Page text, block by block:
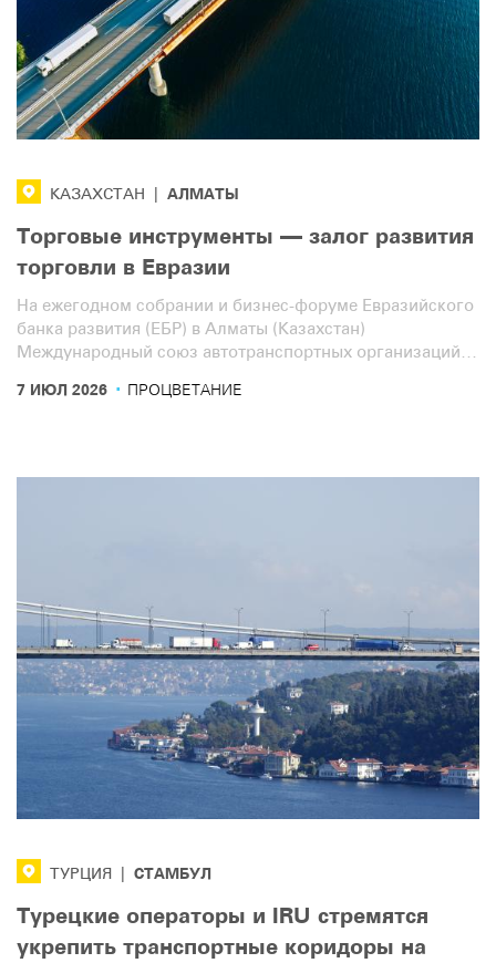
КАЗАХСТАН AЛМАТЫ
Торговые инструменты — залог развития
торговли в Евразии
На ежегодном собрании и бизнес-форуме Евразийского
банка развития (ЕБР) в Алматы (Казахстан)
Международный союз автотранспортных организаций
инфраструктуры с инструментами упрощения торговых
7 ИЮЛ 2026 · ПРОЦВЕТАНИЕ
ТУРЦИЯ СТАМБУЛ
Турецкие операторы и IRU стремятся
укрепить транспортные коридоры на